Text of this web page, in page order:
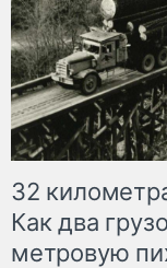
32
Как два
метровую